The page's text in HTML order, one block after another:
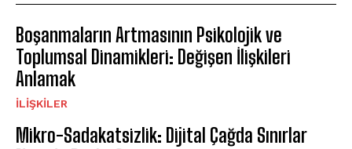
Boşanmaların Artmasının Psikolojik ve
Toplumsal Dinamikleri: Değişen İlişkileri
Anlamak
İLIŞKILER
Mikro-Sadakatsizlik: Dijital Çağda Sınırlar